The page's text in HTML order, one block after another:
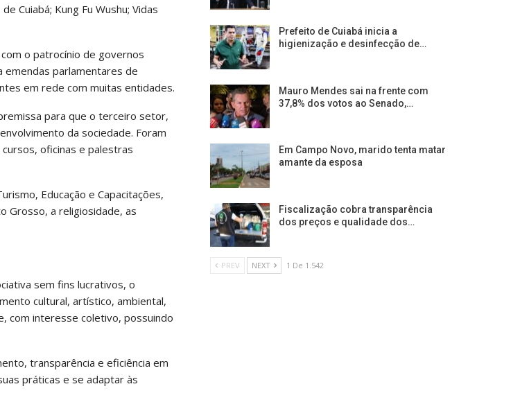
Cuiabá; Kung Fu Wushu; Vidas
o patrocínio de governos
emendas parlamentares de
em rede com muitas entidades.
para que o terceiro setor,
da sociedade. Foram
oficinas e palestras
Educação e Capacitações,
Grosso, a religiosidade, as
sem fins lucrativos, o
cultural, artístico, ambiental,
com interesse coletivo, possuindo
transparência e eficiência em
práticas e se adaptar às
Prefeito de Cuiabá inicia a
higienização e desinfecção de…
Mauro Mendes sai na frente com
37,8% dos votos ao Senado,…
Em Campo Novo, marido tenta matar
amante da esposa
Fiscalização cobra transparência
dos preços e qualidade dos…
PREV NEXT 1 De 1.542